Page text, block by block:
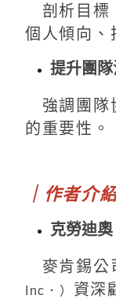
剖析目標
個人傾向、
提升團
強調團隊
的重要性。
｜作者介
克勞迪奧
麥肯錫公
Inc．） 資深